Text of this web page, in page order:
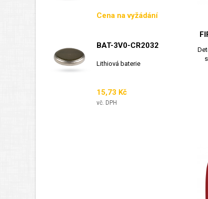
Cena
Cena na vyžádání
BAT-3V0-CR2032
Lithiová baterie
Cena
15,73 Kč
vč. DPH